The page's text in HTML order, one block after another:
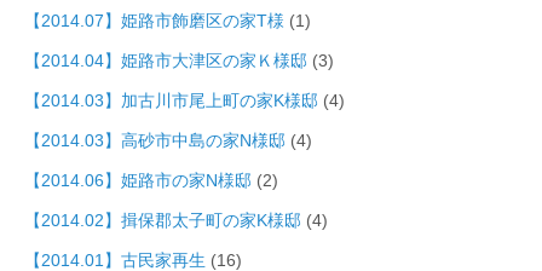
【2014.07】姫路市飾磨区の家T様 (1)
【2014.04】姫路市大津区の家Ｋ様邸 (3)
【2014.03】加古川市尾上町の家K様邸 (4)
【2014.03】高砂市中島の家N様邸 (4)
【2014.06】姫路市の家N様邸 (2)
【2014.02】揖保郡太子町の家K様邸 (4)
【2014.01】古民家再生 (16)